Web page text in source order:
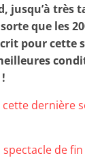
jusqu’à très
que les
pour cette
cette dernière
de